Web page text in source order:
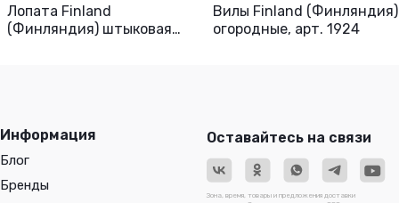
Лопата Finland
(Финляндия) штыковая
Вилы Finland (Финляндия)
огородные, арт. 1924
Информация
Блог
Бренды
Оставайтесь на связи
Зона, время, товары и предложения доставки